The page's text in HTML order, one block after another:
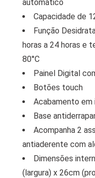
automático
Capacidade de
Função
horas a 24 horas e
80°C
Painel Digital
Botões touch
Acabamento em
Base
Acompanha 2
antiaderente com
Dimensões
(largura) x 26cm